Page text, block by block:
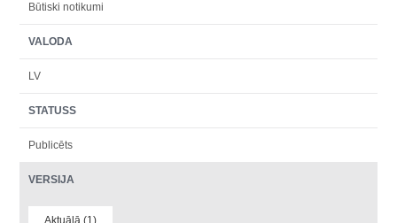
Būtiski notikumi
VALODA
LV
STATUSS
Publicēts
VERSIJA
Aktuālā (1)